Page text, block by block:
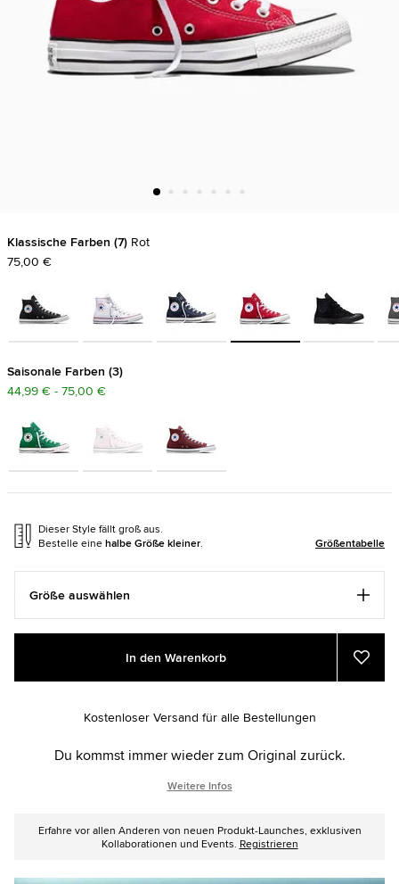
Klassische Farben 7 Rot
75,00 €
Saisonale Farben 3
44,99 € - 75,00 €
Dieser Style fällt groß aus.
Bestelle einehalbe Größe kleiner. Größentabelle
Größe auswählen
Add
cart
Product
In den Warenkorb
Zu
Kostenloser Versand für alle Bestellungen
Du kommst immer wieder zum Original zurück.
Weitere Infos
Erfahre vor allen Anderen von neuen Produkt-Launches, exklusiven
Kollaborationen und Events. Registrieren